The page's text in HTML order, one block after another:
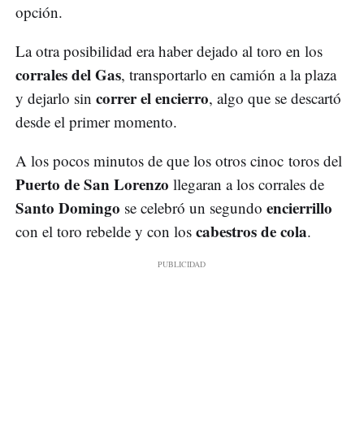
opción.
La otra posibilidad era haber dejado al toro en los
corrales del Gas, transportarlo en camión a la plaza
y dejarlo sin correr el encierro, algo que se descartó
desde el primer momento.
A los pocos minutos de que los otros cinoc toros del
Puerto de San Lorenzo llegaran a los corrales de
Santo Domingo se celebró un segundo encierrillo
con el toro rebelde y con los cabestros de cola.